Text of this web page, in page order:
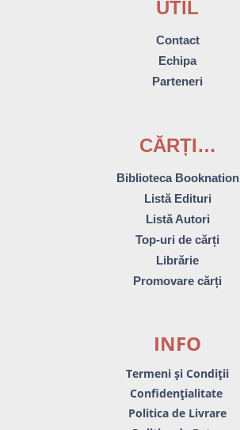
UTIL
Contact
Echipa
Parteneri
CĂRȚI…
Biblioteca Booknation
Listă Edituri
Listă Autori
Top-uri de cărți
Librărie
Promovare cărți
INFO
Termeni și Condiții
Confidențialitate
Politica de Livrare